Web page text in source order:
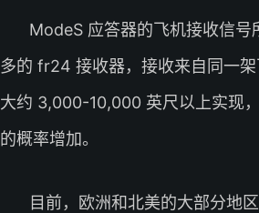
ModeS 应答器的飞机接收信
多的 fr24 接收器，接收来自同一
大约 3,000-10,000 英尺以上实现
的概率增加。
目前，欧洲和北美的大部分地